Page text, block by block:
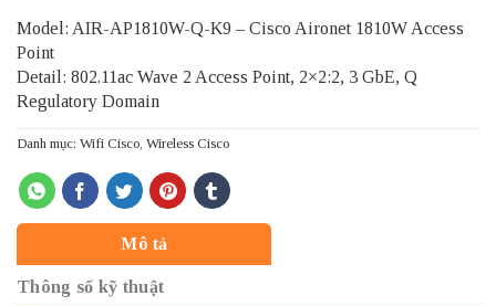
Model: AIR-AP1810W-Q-K9 – Cisco Aironet 1810W Access
Point
Detail: 802.11ac Wave 2 Access Point, 2×2:2, 3 GbE, Q
Regulatory Domain
Danh mục: Wifi Cisco Wireless Cisco
Mô tả
Thông số kỹ thuật